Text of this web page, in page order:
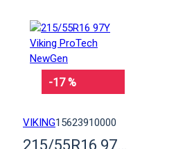
-17 %
VIKING15623910000